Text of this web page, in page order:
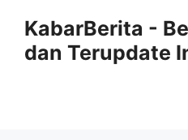
KabarBerita -
dan Terupdate